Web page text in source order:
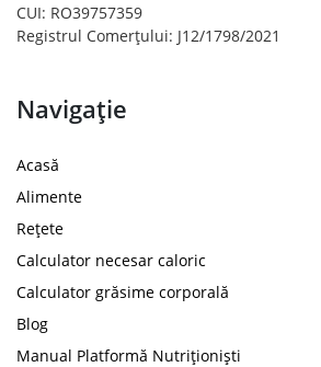
CUI: RO39757359
Registrul Comerțului: J12/1798/2021
Navigație
Acasă
Alimente
Rețete
Calculator necesar caloric
Calculator grăsime corporală
Blog
Manual Platformă Nutriționiști